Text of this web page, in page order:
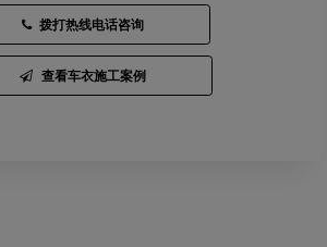
拨打热线电话咨询
查看车衣施工案例